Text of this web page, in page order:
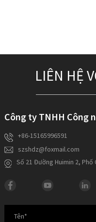
LIÊN HỆ
Công ty TNHH Công
+86-15165996591
szshdz@foxmail.com
Số 21 Đường Huimin 2, Phố